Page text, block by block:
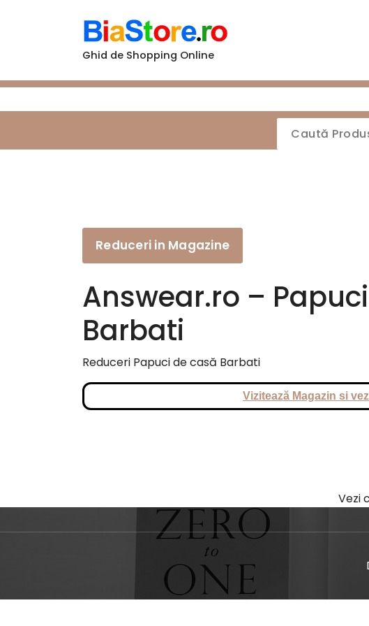
Ghid de Shopping Online
Reduceri in Magazine
Answear.ro –
Barbati
Reduceri Papuci de casă Barbati
Vizitează Magazin si
Vezi